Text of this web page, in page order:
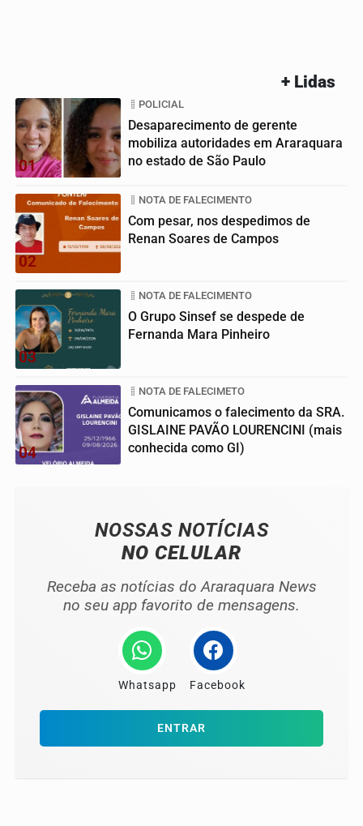
+ Lidas
01
POLICIAL
Desaparecimento de gerente
mobiliza autoridades em Araraquara
no estado de São Paulo
02
NOTA DE FALECIMENTO
Com pesar, nos despedimos de
Renan Soares de Campos
03
NOTA DE FALECIMENTO
O Grupo Sinsef se despede de
Fernanda Mara Pinheiro
04
NOTA DE FALECIMETO
Comunicamos o falecimento da SRA.
GISLAINE PAVÃO LOURENCINI (mais
conhecida como GI)
NOSSAS NOTÍCIAS
NO CELULAR
Receba as notícias do Araraquara News
no seu app favorito de mensagens.
Whatsapp Facebook
ENTRAR